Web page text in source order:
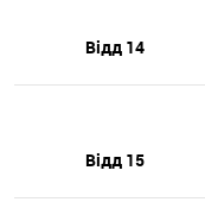
Відд 14
Відд 15